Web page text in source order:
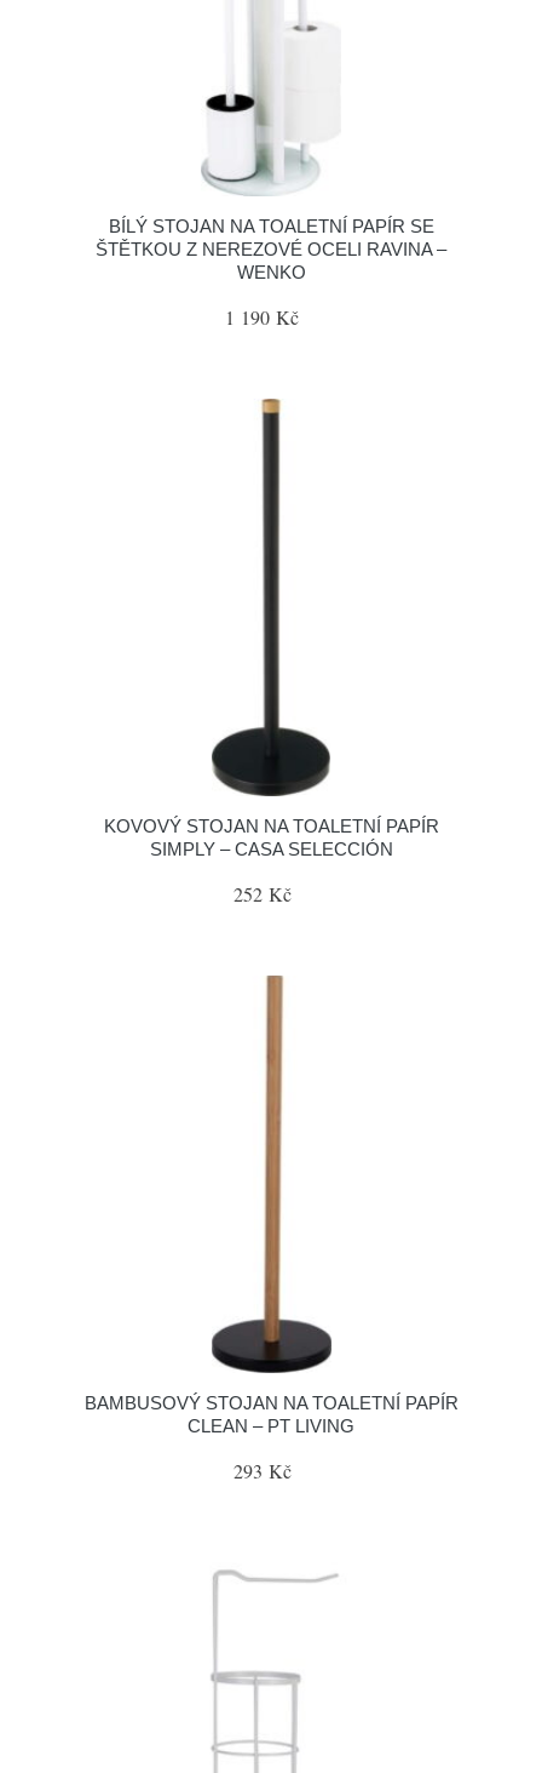
BÍLÝ STOJAN NA TOALETNÍ PAPÍR SE
ŠTĚTKOU Z NEREZOVÉ OCELI RAVINA –
WENKO
1 190 Kč
KOVOVÝ STOJAN NA TOALETNÍ PAPÍR
SIMPLY – CASA SELECCIÓN
252 Kč
BAMBUSOVÝ STOJAN NA TOALETNÍ PAPÍR
CLEAN – PT LIVING
293 Kč